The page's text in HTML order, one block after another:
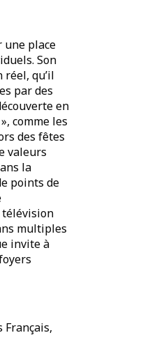
une place
Son
qu’il
par des
en
comme les
des fêtes
valeurs
la
points de
télévision
multiples
invite à
Français,